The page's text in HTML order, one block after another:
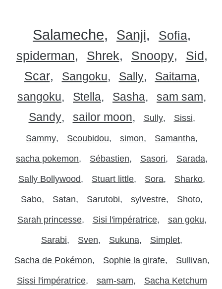
Salameche Sanji
Sofia
spiderman
Shrek Snoopy
Sid
Scar
Sangoku Sally
Saitama
sangoku
Stella Sasha
sam sam
Sandy
sailor moon Sully Sissi
Sammy Scoubidou simon Samantha
sacha pokemon Sébastien Sasori Sarada
Sally Bollywood Stuart little Sora Sharko
Sabo Satan Sarutobi sylvestre Shoto
Sarah princesse Sisi l'impératrice san goku
Sarabi Sven Sukuna Simplet
Sacha de Pokémon Sophie la girafe Sullivan
Sissi l'impératrice sam-sam Sacha Ketchum